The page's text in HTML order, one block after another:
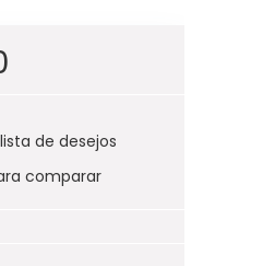
de desejos
comparar